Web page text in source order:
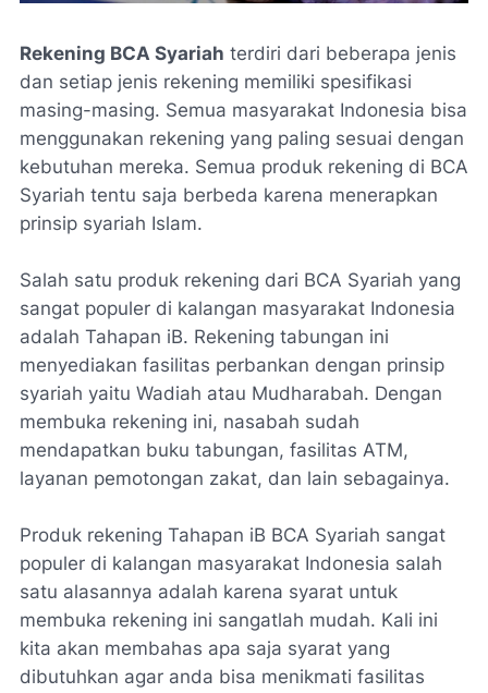
Rekening BCA Syariah terdiri dari beberapa jenis
dan setiap jenis rekening memiliki spesifikasi
masing-masing. Semua masyarakat Indonesia bisa
menggunakan rekening yang paling sesuai dengan
kebutuhan mereka. Semua produk rekening di BCA
Syariah tentu saja berbeda karena menerapkan
prinsip syariah Islam.
Salah satu produk rekening dari BCA Syariah yang
sangat populer di kalangan masyarakat Indonesia
adalah Tahapan iB. Rekening tabungan ini
menyediakan fasilitas perbankan dengan prinsip
syariah yaitu Wadiah atau Mudharabah. Dengan
membuka rekening ini, nasabah sudah
mendapatkan buku tabungan, fasilitas ATM,
layanan pemotongan zakat, dan lain sebagainya.
Produk rekening Tahapan iB BCA Syariah sangat
populer di kalangan masyarakat Indonesia salah
satu alasannya adalah karena syarat untuk
membuka rekening ini sangatlah mudah. Kali ini
kita akan membahas apa saja syarat yang
dibutuhkan agar anda bisa menikmati fasilitas